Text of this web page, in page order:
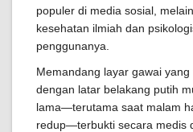
populer di media sosial,
kesehatan ilmiah dan
penggunanya.
Memandang layar gawai
dengan latar belakang putih
lama—terutama saat malam
redup—terbukti secara medis